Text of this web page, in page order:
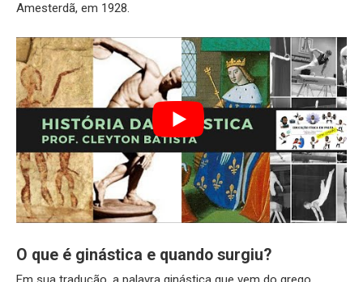
Amesterdã, em 1928.
O que é ginástica e quando surgiu?